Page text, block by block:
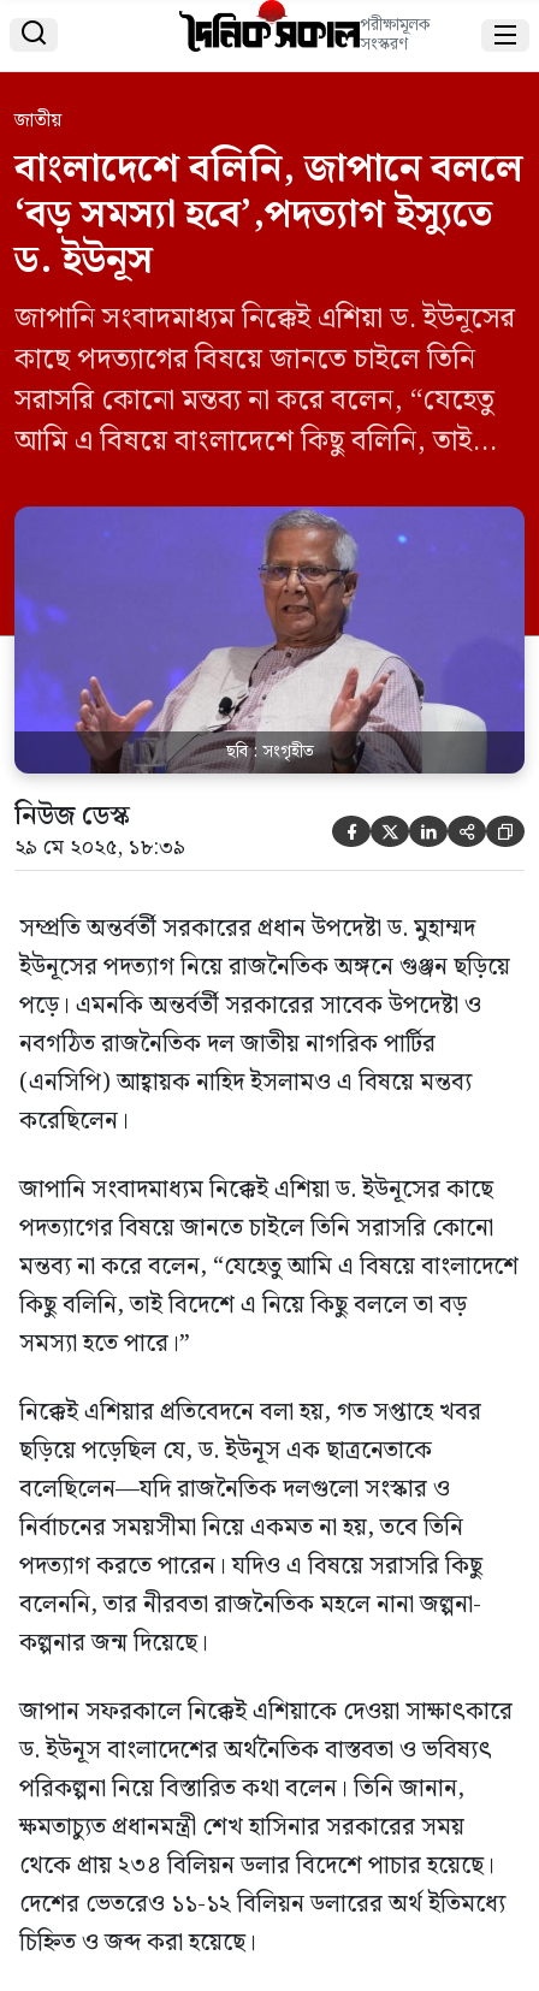
 পরীক্ষামূলক
সংস্করণ 
জাতীয়
বাংলাদেশে বলিনি, জাপানে বললে
‘বড় সমস্যা হবে’,পদত্যাগ ইস্যুতে
ড. ইউনূস
জাপানি সংবাদমাধ্যম নিক্কেই এশিয়া ড. ইউনূসের
কাছে পদত্যাগের বিষয়ে জানতে চাইলে তিনি
সরাসরি কোনো মন্তব্য না করে বলেন, “যেহেতু
আমি এ বিষয়ে বাংলাদেশে কিছু বলিনি, তাই
পারে।”
ছবি : সংগৃহীত
নিউজ ডেস্ক
২৯ মে ২০২৫, ১৮:৩৯     
সম্প্রতি অন্তর্বর্তী সরকারের প্রধান উপদেষ্টা ড. মুহাম্মদ
ইউনূসের পদত্যাগ নিয়ে রাজনৈতিক অঙ্গনে গুঞ্জন ছড়িয়ে
পড়ে। এমনকি অন্তর্বর্তী সরকারের সাবেক উপদেষ্টা ও
নবগঠিত রাজনৈতিক দল জাতীয় নাগরিক পার্টির
(এনসিপি) আহ্বায়ক নাহিদ ইসলামও এ বিষয়ে মন্তব্য
করেছিলেন।
জাপানি সংবাদমাধ্যম নিক্কেই এশিয়া ড. ইউনূসের কাছে
পদত্যাগের বিষয়ে জানতে চাইলে তিনি সরাসরি কোনো
মন্তব্য না করে বলেন, “যেহেতু আমি এ বিষয়ে বাংলাদেশে
কিছু বলিনি, তাই বিদেশে এ নিয়ে কিছু বললে তা বড়
সমস্যা হতে পারে।”
নিক্কেই এশিয়ার প্রতিবেদনে বলা হয়, গত সপ্তাহে খবর
ছড়িয়ে পড়েছিল যে, ড. ইউনূস এক ছাত্রনেতাকে
বলেছিলেন—যদি রাজনৈতিক দলগুলো সংস্কার ও
নির্বাচনের সময়সীমা নিয়ে একমত না হয়, তবে তিনি
পদত্যাগ করতে পারেন। যদিও এ বিষয়ে সরাসরি কিছু
বলেননি, তার নীরবতা রাজনৈতিক মহলে নানা জল্পনা-
কল্পনার জন্ম দিয়েছে।
জাপান সফরকালে নিক্কেই এশিয়াকে দেওয়া সাক্ষাৎকারে
ড. ইউনূস বাংলাদেশের অর্থনৈতিক বাস্তবতা ও ভবিষ্যৎ
পরিকল্পনা নিয়ে বিস্তারিত কথা বলেন। তিনি জানান,
ক্ষমতাচ্যুত প্রধানমন্ত্রী শেখ হাসিনার সরকারের সময়
থেকে প্রায় ২৩৪ বিলিয়ন ডলার বিদেশে পাচার হয়েছে।
দেশের ভেতরেও ১১-১২ বিলিয়ন ডলারের অর্থ ইতিমধ্যে
চিহ্নিত ও জব্দ করা হয়েছে।